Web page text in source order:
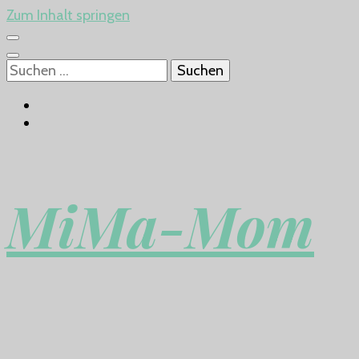
Zum Inhalt springen
Suchen
nach:
MiMa-Mom